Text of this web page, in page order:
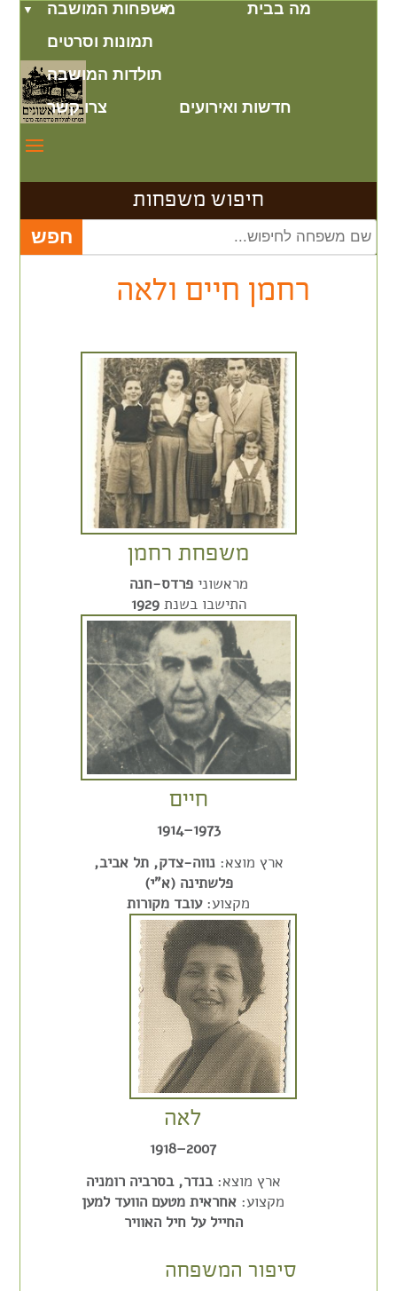
מה בבית
משפחות המושבה
תמונות וסרטים
תולדות המושבה
חדשות ואירועים
צרו קשר
חיפוש משפחות
רחמן חיים ולאה
משפחת רחמן
מראשוניפרדס-חנה
התישבו בשנת1929
חיים
1973–1914
ארץ מוצא:נווה-צדק, תל אביב,
פלשתינה (א"י)
מקצוע:עובד מקורות
לאה
2007–1918
ארץ מוצא:בנדר, בסרביה רומניה
מקצוע: אחראית מטעם הוועד למען
החייל על חיל האוויר
סיפור המשפחה